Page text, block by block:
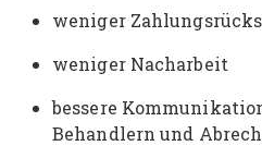
weniger
weniger Nacharbeit
bessere
Behandlern und